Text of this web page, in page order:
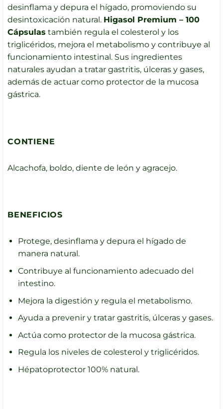
desinflama y depura el hígado, promoviendo su
desintoxicación natural. Higasol Premium – 100
Cápsulas también regula el colesterol y los
triglicéridos, mejora el metabolismo y contribuye al
funcionamiento intestinal. Sus ingredientes
naturales ayudan a tratar gastritis, úlceras y gases,
además de actuar como protector de la mucosa
gástrica.
CONTIENE
Alcachofa, boldo, diente de león y agracejo.
BENEFICIOS
Protege, desinflama y depura el hígado de
manera natural.
Contribuye al funcionamiento adecuado del
intestino.
Mejora la digestión y regula el metabolismo.
Ayuda a prevenir y tratar gastritis, úlceras y gases.
Actúa como protector de la mucosa gástrica.
Regula los niveles de colesterol y triglicéridos.
Hépatoprotector 100% natural.